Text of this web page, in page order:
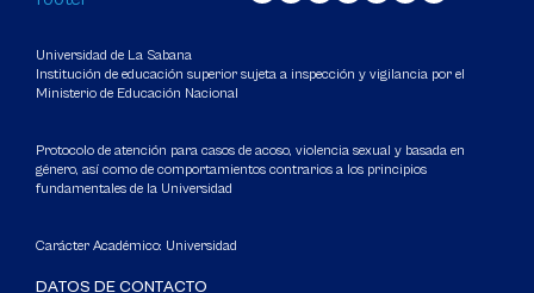
Universidad de La Sabana
Institución de educación superior sujeta a inspección y vigilancia por el
Ministerio de Educación Nacional
Protocolo de atención para casos de acoso, violencia sexual y basada en
género, así como de comportamientos contrarios a los principios
fundamentales de la Universidad
Carácter Académico: Universidad
DATOS DE CONTACTO